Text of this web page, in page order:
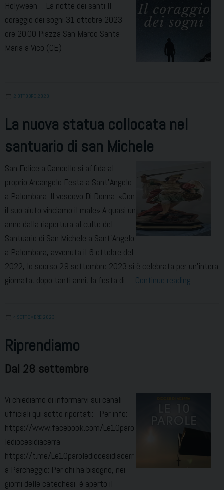
Holyween – La notte dei santi Il
coraggio dei sogni 31 ottobre 2023 –
ore 20.00 Piazza San Marco Santa
Maria a Vico (CE)
2 OTTOBRE 2023
La nuova statua collocata nel
santuario di san Michele
San Felice a Cancello si affida al
proprio Arcangelo Festa a Sant’Angelo
a Palombara. Il vescovo Di Donna: «Con
il suo aiuto vinciamo il male» A quasi un
anno dalla riapertura al culto del
Santuario di San Michele a Sant’Angelo
a Palombara, avvenuta il 6 ottobre del
2022, lo scorso 29 settembre 2023 si è celebrata per un’intera
giornata, dopo tanti anni, la festa di … Continue reading
Michele
4 SETTEMBRE 2023
Riprendiamo
Dal 28 settembre
Vi chiediamo di informarvi sui canali
ufficiali qui sotto riportati: Per info:
https://www.facebook.com/Le10paro
lediocesidiacerra
https://t.me/Le10parolediocesidiacerr
a Parcheggio: Per chi ha bisogno, nei
giorni delle catechesi, è aperto il